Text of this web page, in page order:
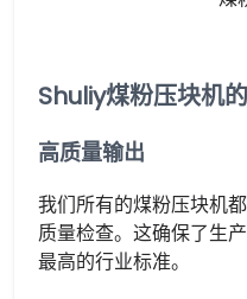
Shuliy煤粉压块机
高质量输出
我们所有的煤粉压块机
质量检查。这确保了生
最高的行业标准。